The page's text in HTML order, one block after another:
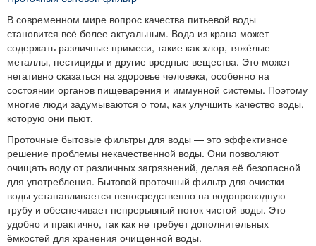
В современном мире вопрос качества питьевой воды
становится всё более актуальным. Вода из крана может
содержать различные примеси, такие как хлор, тяжёлые
металлы, пестициды и другие вредные вещества. Это может
негативно сказаться на здоровье человека, особенно на
состоянии органов пищеварения и иммунной системы. Поэтому
многие люди задумываются о том, как улучшить качество воды,
которую они пьют.
Проточные бытовые фильтры для воды — это эффективное
решение проблемы некачественной воды. Они позволяют
очищать воду от различных загрязнений, делая её безопасной
для употребления. Бытовой проточный фильтр для очистки
воды устанавливается непосредственно на водопроводную
трубу и обеспечивает непрерывный поток чистой воды. Это
удобно и практично, так как не требует дополнительных
ёмкостей для хранения очищенной воды.